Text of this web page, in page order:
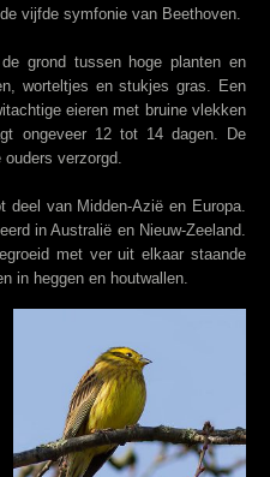
vijfde symfonie van Beethoven.
grond tussen hoge planten en
worteltjes en stukjes gras. Een
eieren met bruine vlekken
ongeveer 12 tot 14 dagen. De
verzorgd.
van Midden-Azië en Europa.
in Australië en Nieuw-Zeeland.
met ver uit elkaar staande
in heggen en houtwallen.